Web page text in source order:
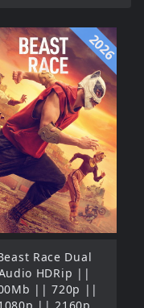
2026
Race Dual
HDRip ||
|| 720p ||